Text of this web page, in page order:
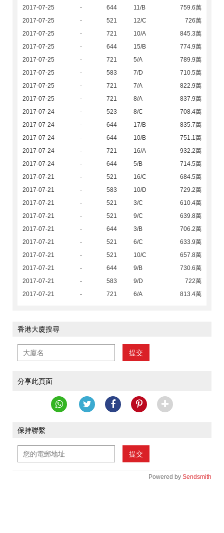
2017-07-25 - 644 11/B
759.6萬
2017-07-25
- 521 12/C
726萬
2017-07-25
- 721 10/A
845.3萬
2017-07-25
- 644 15/B
774.9萬
2017-07-25
- 721 5/A
789.9萬
2017-07-25
- 583 7/D
710.5萬
2017-07-25
- 721 7/A
822.9萬
2017-07-25
- 721 8/A
837.9萬
2017-07-24
- 523 8/C
708.4萬
2017-07-24
- 644 17/B
835.7萬
2017-07-24
- 644 10/B
751.1萬
2017-07-24
- 721 16/A
932.2萬
2017-07-24
- 644 5/B
714.5萬
2017-07-21
- 521 16/C
684.5萬
2017-07-21
- 583 10/D
729.2萬
2017-07-21
- 521 3/C
610.4萬
2017-07-21
- 521 9/C
639.8萬
2017-07-21
- 644 3/B
706.2萬
2017-07-21
- 521 6/C
633.9萬
2017-07-21
- 521 10/C
657.8萬
2017-07-21
- 644 9/B
730.6萬
2017-07-21
- 583 9/D
722萬
2017-07-21
- 721 6/A 813.4萬
香港大廈搜尋
提交
分享此頁面
保持聯繫
提交
Powered by Sendsmith